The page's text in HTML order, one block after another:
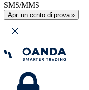
SMS/MMS
Apri un conto di prova »